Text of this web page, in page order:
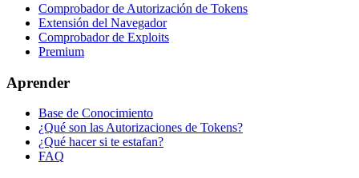
Comprobador de Autorización de Tokens
Extensión del Navegador
Comprobador de Exploits
Premium
Aprender
Base de Conocimiento
¿Qué son las Autorizaciones de Tokens?
¿Qué hacer si te estafan?
FAQ